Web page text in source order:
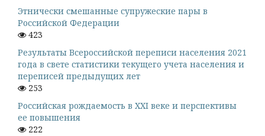
Этнически смешанные супружеские пары в
Российской Федерации
423
Результаты Всероссийской переписи населения 2021
года в свете статистики текущего учета населения и
переписей предыдущих лет
253
Российская рождаемость в XXI веке и перспективы
ее повышения
222